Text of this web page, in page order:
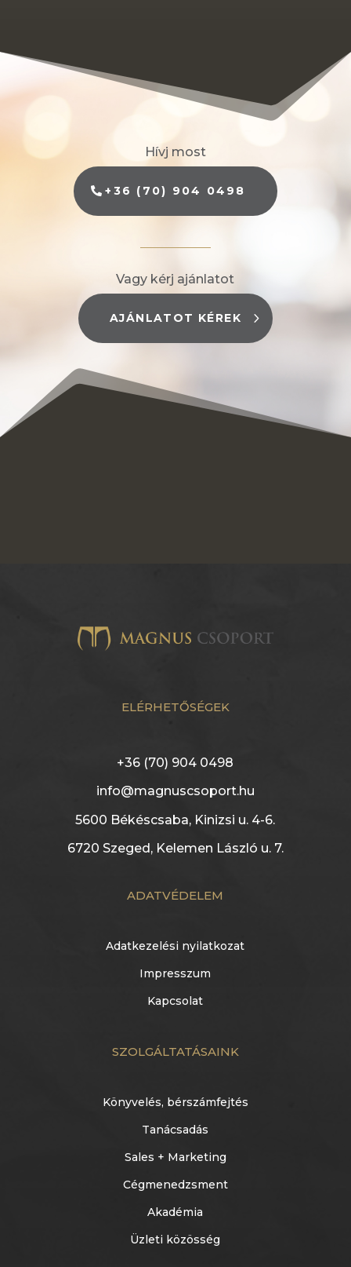
Hívj most
+36 (70) 904 0498
Vagy kérj ajánlatot
AJÁNLATOT KÉREK
ELÉRHETŐSÉGEK
+36 (70) 904 0498
info@magnuscsoport.hu
5600 Békéscsaba, Kinizsi u. 4-6.
6720 Szeged, Kelemen László u. 7.
ADATVÉDELEM
Adatkezelési nyilatkozat
Impresszum
Kapcsolat
SZOLGÁLTATÁSAINK
Könyvelés, bérszámfejtés
Tanácsadás
Sales + Marketing
Cégmenedzsment
Akadémia
Üzleti közösség